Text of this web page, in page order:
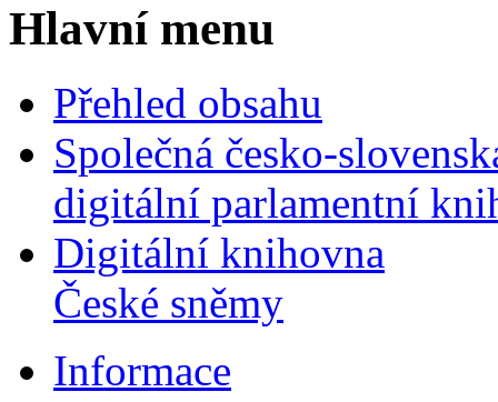
Hlavní menu
Přehled obsahu
Společná česko-
digitální parlamentní
Digitální knihovna
České sněmy
Informace